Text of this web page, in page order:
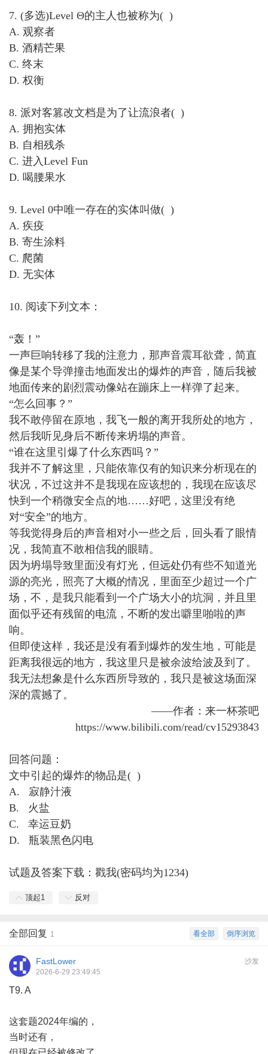
7. (多选)Level Θ的主人也被称为( )
A. 观察者
B. 酒精芒果
C. 终末
D. 权衡
8. 派对客篡改文档是为了让流浪者( )
A. 拥抱实体
B. 自相残杀
C. 进入Level Fun
D. 喝腰果水
9. Level 0中唯一存在的实体叫做( )
A. 疾疫
B. 寄生涂料
C. 爬菌
D. 无实体
10. 阅读下列文本：
“轰！”
一声巨响转移了我的注意力，那声音震耳欲聋，简直
像是某个导弹撞击地面发出的爆炸的声音，随后我被
地面传来的剧烈震动像站在蹦床上一样弹了起来。
“怎么回事？”
我不敢停留在原地，我飞一般的离开我所处的地方，
然后我听见身后不断传来坍塌的声音。
“谁在这里引爆了什么东西吗？”
我并不了解这里，只能依靠仅有的知识来分析现在的
状况，不过这并不是我现在应该想的，我现在应该尽
快到一个稍微安全点的地……好吧，这里没有绝
对“安全”的地方。
等我觉得身后的声音相对小一些之后，回头看了眼情
况，我简直不敢相信我的眼睛。
因为坍塌导致里面没有灯光，但远处仍有些不知道光
源的亮光，照亮了大概的情况，里面至少超过一个广
场，不，是我只能看到一个广场大小的坑洞，并且里
面似乎还有残留的电流，不断的发出噼里啪啦的声
响。
但即使这样，我还是没有看到爆炸的发生地，可能是
距离我很远的地方，我这里只是被余波给波及到了。
我无法想象是什么东西所导致的，我只是被这场面深
深的震撼了。
——作者：来一杯茶吧
https://www.bilibili.com/read/cv15293843
回答问题：
文中引起的爆炸的物品是( )
A. 寂静汁液
B. 火盐
C. 幸运豆奶
D. 瓶装黑色闪电
试题及答案下载： 戳我(密码均为1234)
顶起1 反对
倒序浏览
看全部
全部回复 1
沙发
FastLower
2026-6-29 23:49:45
T9. A
这套题2024年编的，
当时还有，